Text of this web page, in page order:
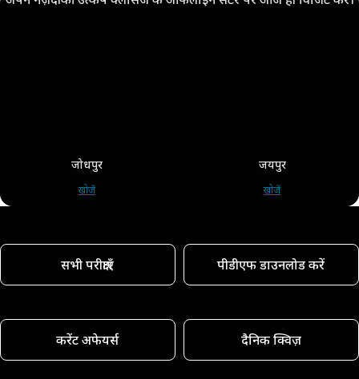
जोधपुर
खोजें
जयपुर
खोजें
सभी परीक्षाएँ पीडीएफ डाउनलोड करें
करेंट अफेयर्स दैनिक क्विज़